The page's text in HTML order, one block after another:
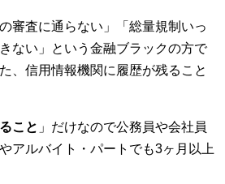
審査に通らない」「総量規制いっ
ない」という金融ブラックの方で
、信用情報機関に履歴が残ること
こと 」だけなので公務員や会社員
アルバイト・パートでも3ヶ月以上